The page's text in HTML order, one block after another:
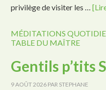
privilège de visiter les …
MÉDITATIONS
TABLE DU MAÎTRE
Gentils p’tits
9 AOÛT 2026 PAR STEPHANE